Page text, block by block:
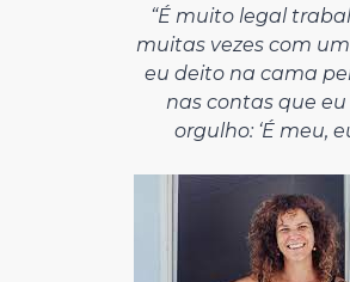
“É muito legal
muitas vezes com
eu deito na cama
nas contas que
orgulho: ‘É meu,